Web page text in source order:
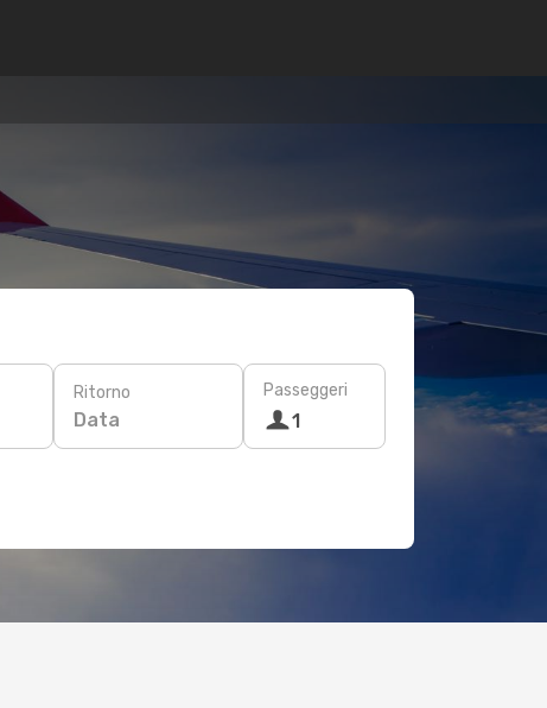
Ritorno
Data
Passeggeri
1